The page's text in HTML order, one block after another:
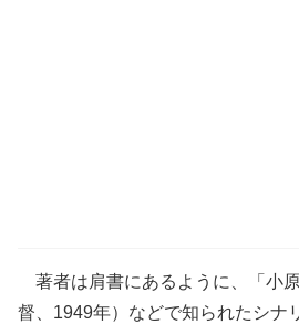
著者は肩書にあるように、「小
督、1949年）などで知られたシナ